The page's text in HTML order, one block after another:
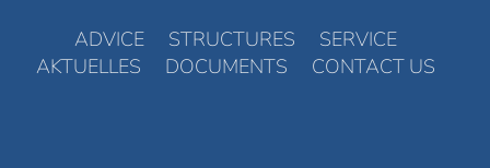
ADVICE STRUCTURES
SERVICE
AKTUELLES
DOCUMENTS CONTACT US